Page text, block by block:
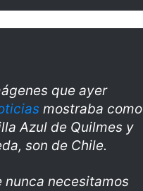
que ayer
mostraba como
Azul de Quilmes y
son de Chile.
nunca necesitamos